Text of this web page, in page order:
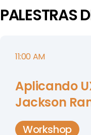
PALESTRAS
11:00 AM
Aplicando
Jackson
Workshop